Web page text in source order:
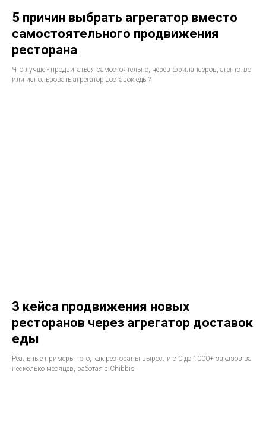
5 причин выбрать агрегатор вместо
самостоятельного продвижения
ресторана
Что лучше - продвигаться самостоятельно, через фрилансеров, агентство
или использовать агрегатор доставок еды?
3 кейса продвижения новых
ресторанов через агрегатор доставок
еды
Реальные примеры того, как рестораны выросли с 0 до 1000+ заказов за
несколько месяцев, работая с Chibbis